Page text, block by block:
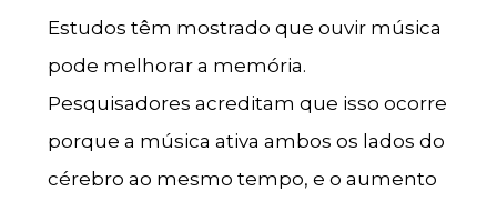
Estudos têm mostrado que ouvir música
pode melhorar a memória.
Pesquisadores acreditam que isso ocorre
porque a música ativa ambos os lados do
cérebro ao mesmo tempo, e o aumento